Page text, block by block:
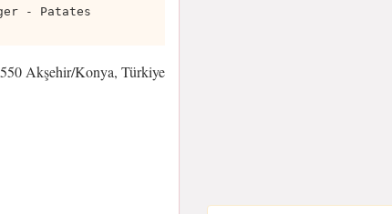
- Patates
Akşehir/Konya, Türkiye